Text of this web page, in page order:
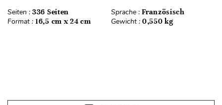
Seiten : 336 Seiten Sprache : Französisch
Format : 16,5 cm x 24 cm Gewicht : 0,550 kg